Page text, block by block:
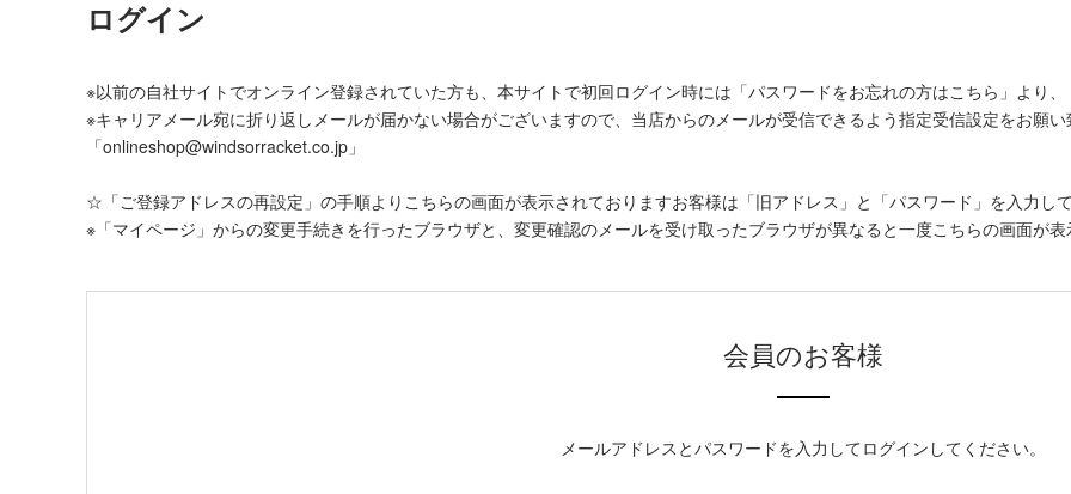
ログイン
※以前の自社サイトでオンライン登録されていた方も、本サイトで初回ログイン時には「パスワードをお忘れの方はこちら」より
※キャリアメール宛に折り返しメールが届かない場合がございますので、当店からのメールが受信できるよう指定受信設定をお願
「onlineshop@windsorracket.co.jp」
☆「ご登録アドレスの再設定」の手順よりこちらの画面が表示されておりますお客様は「旧アドレス」と「パスワード」を入力し
※「マイページ」からの変更手続きを行ったブラウザと、変更確認のメールを受け取ったブラウザが異なると一度こちらの画面が
会員のお客様
メールアドレスとパスワードを入力してログインしてください。